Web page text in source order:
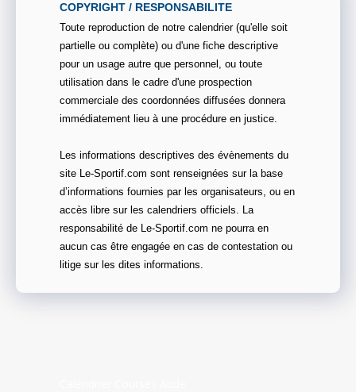
COPYRIGHT / RESPONSABILITE
Toute reproduction de notre calendrier (qu'elle soit
partielle ou complète) ou d'une fiche descriptive
pour un usage autre que personnel, ou toute
utilisation dans le cadre d'une prospection
commerciale des coordonnées diffusées donnera
immédiatement lieu à une procédure en justice.
Les informations descriptives des évènements du
site Le-Sportif.com sont renseignées sur la base
d’informations fournies par les organisateurs, ou en
accès libre sur les calendriers officiels. La
responsabilité de Le-Sportif.com ne pourra en
aucun cas être engagée en cas de contestation ou
litige sur les dites informations.